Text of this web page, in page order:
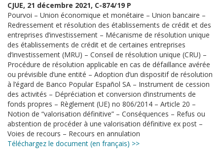
CJUE, 21 décembre 2021, C-874/19 P
Pourvoi – Union économique et monétaire – Union bancaire –
Redressement et résolution des établissements de crédit et des
entreprises d’investissement – Mécanisme de résolution unique
des établissements de crédit et de certaines entreprises
d’investissement (MRU) – Conseil de résolution unique (CRU) –
Procédure de résolution applicable en cas de défaillance avérée
ou prévisible d’une entité – Adoption d’un dispositif de résolution
à l’égard de Banco Popular Español SA – Instrument de cession
des activités – Dépréciation et conversion d’instruments de
fonds propres – Règlement (UE) no 806/2014 – Article 20 –
Notion de “valorisation définitive” – Conséquences – Refus ou
abstention de procéder à une valorisation définitive ex post –
Voies de recours – Recours en annulation
Téléchargez le document (en français) >>